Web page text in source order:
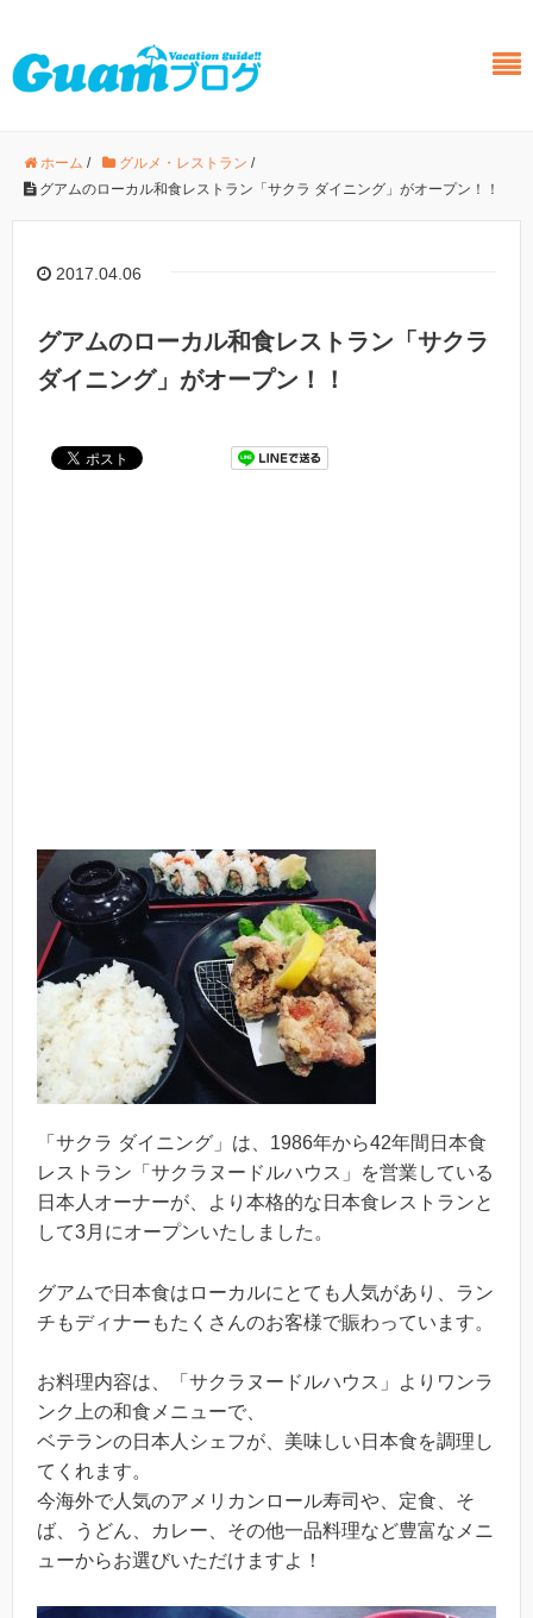
ホーム / グルメ・レストラン /
グアムのローカル和食レストラン「サクラ ダイニング」がオープン！！
2017.04.06
グアムのローカル和食レストラン「サクラ
ダイニング」がオープン！！
「サクラ ダイニング」は、1986年から42年間日本食
レストラン「サクラヌードルハウス」を営業している
日本人オーナーが、より本格的な日本食レストランと
して3月にオープンいたしました。
グアムで日本食はローカルにとても人気があり、ラン
チもディナーもたくさんのお客様で賑わっています。
お料理内容は、「サクラヌードルハウス」よりワンラ
ンク上の和食メニューで、
ベテランの日本人シェフが、美味しい日本食を調理し
てくれます。
今海外で人気のアメリカンロール寿司や、定食、そ
ば、うどん、カレー、その他一品料理など豊富なメニ
ューからお選びいただけますよ！